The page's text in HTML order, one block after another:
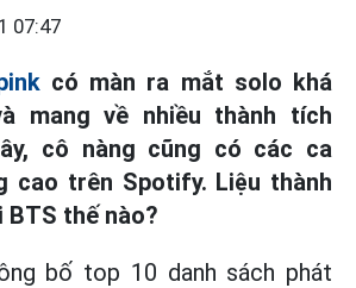
07:47
có màn ra mắt solo khá
mang về nhiều thành tích
cô nàng cũng có các ca
cao trên Spotify. Liệu thành
BTS thế nào?
bố top 10 danh sách phát